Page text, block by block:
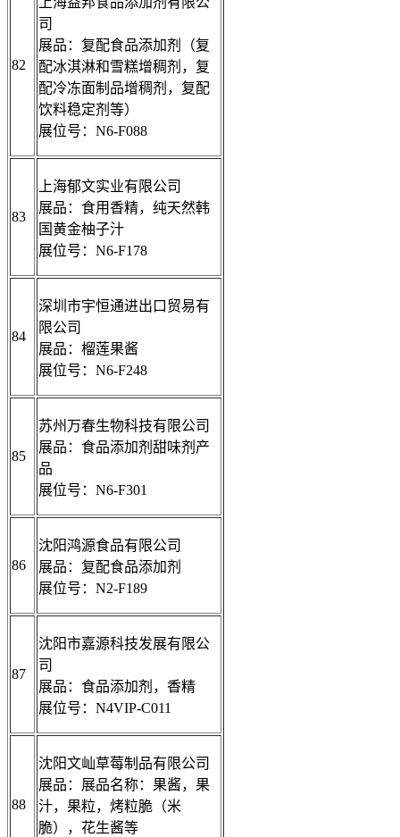
82
司
展品：复配食品添加剂（复
配冰淇淋和雪糕增稠剂，复
配冷冻面制品增稠剂，复配
饮料稳定剂等）
展位号：N6-F088
83
上海郁文实业有限公司
展品：食用香精，纯天然韩
国黄金柚子汁
展位号：N6-F178
84
深圳市宇恒通进出口贸易有
限公司
展品：榴莲果酱
展位号：N6-F248
85
苏州万春生物科技有限公司
展品：食品添加剂甜味剂产
品
展位号：N6-F301
86
沈阳鸿源食品有限公司
展品：复配食品添加剂
展位号：N2-F189
87
沈阳市嘉源科技发展有限公
司
展品：食品添加剂，香精
展位号：N4VIP-C011
88
沈阳文屾草莓制品有限公司
展品：展品名称：果酱，果
汁，果粒，烤粒脆（米
脆），花生酱等